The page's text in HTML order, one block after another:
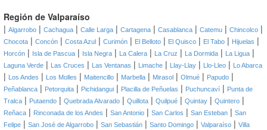
Región de Valparaíso
| Algarrobo | Cachagua | Calle Larga | Cartagena | Casablanca | Catemu | Chincolco |
Chocota | Concón | Costa Azul | Curimón | El Belloto | El Quisco | El Tabo | Hijuelas |
Horcón | Isla de Pascua | Isla Negra | La Calera | La Cruz | La Dormida | La Ligua |
Laguna Verde | Las Cruces | Las Ventanas | Limache | Llay-Llay | Llo-Lleo | Lo Abarca
| Los Andes | Los Molles | Maitencillo | Marbella | Mirasol | Olmué | Papudo |
Peñablanca | Petorquita | Pichidangui | Placilla de Peñuelas | Puchuncaví | Punta de
Tralca | Putaendo | Quebrada Alvarado | Quillota | Quilpué | Quintay | Quintero |
Reñaca | Rinconada de los Andes | San Antonio | San Carlos | San Esteban | San
Felipe | San José de Algarrobo | San Sebastián | Santo Domingo | Valparaíso | Villa